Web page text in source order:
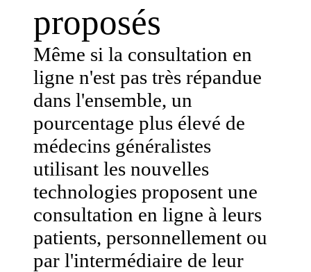
proposés
Même si la consultation en
ligne n'est pas très répandue
dans l'ensemble, un
pourcentage plus élevé de
médecins généralistes
utilisant les nouvelles
technologies proposent une
consultation en ligne à leurs
patients, personnellement ou
par l'intermédiaire de leur